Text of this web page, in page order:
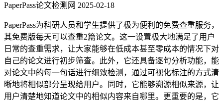
PaperPass论文检测网 2025-02-18
PaperPass为科研人员和学生提供了极为便利的免费查重服务，
其免费版每天可以查重2篇论文。这一设置极大地满足了用户
日常的查重需求，让大家能够在低成本甚至零成本的情况下对
自己的论文进行初步筛查。此外，它还具备逐句分析功能，能
对论文中的每一句话进行细致检测，通过可视化标注的方式清
晰地将相似部分呈现给用户。同时，它能够溯源相似来源，让
用户清楚地知道论文中的相似内容来自哪里。更重要的是，它